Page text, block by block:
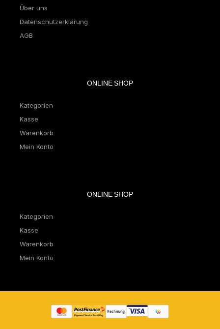
Über uns
Datenschutzerklärung
AGB
ONLINE SHOP
Kategorien
Kasse
Warenkorb
Mein Konto
ONLINE SHOP
Kategorien
Kasse
Warenkorb
Mein Konto